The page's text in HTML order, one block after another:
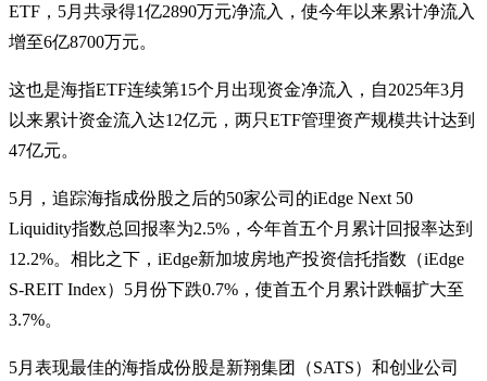
ETF，5月共录得1亿2890万元净流入，使今年以来累计净流入
增至6亿8700万元。
这也是海指ETF连续第15个月出现资金净流入，自2025年3月
以来累计资金流入达12亿元，两只ETF管理资产规模共计达到
47亿元。
5月，追踪海指成份股之后的50家公司的iEdge Next 50
Liquidity指数总回报率为2.5%，今年首五个月累计回报率达到
12.2%。相比之下，iEdge新加坡房地产投资信托指数（iEdge
S-REIT Index）5月份下跌0.7%，使首五个月累计跌幅扩大至
3.7%。
5月表现最佳的海指成份股是新翔集团（SATS）和创业公司